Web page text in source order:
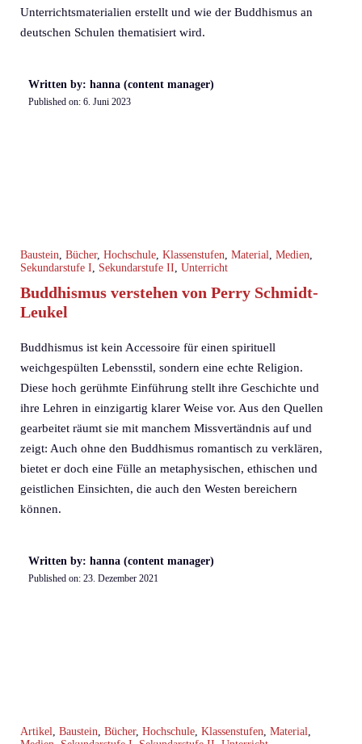
Unterrichtsmaterialien erstellt und wie der Buddhismus an
deutschen Schulen thematisiert wird.
Written by: hanna (content manager)
Published on: 6. Juni 2023
Baustein, Bücher, Hochschule, Klassenstufen, Material, Medien,
Sekundarstufe I, Sekundarstufe II, Unterricht
Buddhismus verstehen von Perry Schmidt-
Leukel
Buddhismus ist kein Accessoire für einen spirituell
weichgespülten Lebensstil, sondern eine echte Religion.
Diese hoch gerühmte Einführung stellt ihre Geschichte und
ihre Lehren in einzigartig klarer Weise vor. Aus den Quellen
gearbeitet räumt sie mit manchem Missvertändnis auf und
zeigt: Auch ohne den Buddhismus romantisch zu verklären,
bietet er doch eine Fülle an metaphysischen, ethischen und
geistlichen Einsichten, die auch den Westen bereichern
können.
Written by: hanna (content manager)
Published on: 23. Dezember 2021
Artikel, Baustein, Bücher, Hochschule, Klassenstufen, Material,